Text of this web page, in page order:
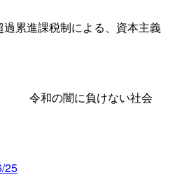
累進課税制による、資本主義
和の闇に負けない社会
25